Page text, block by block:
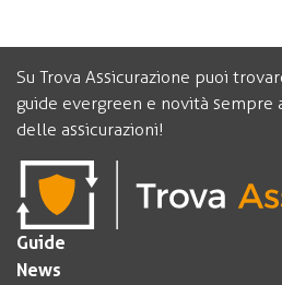
Su Trova Assicurazione puoi
guide evergreen e novità sempre
delle assicurazioni!
Guide
News